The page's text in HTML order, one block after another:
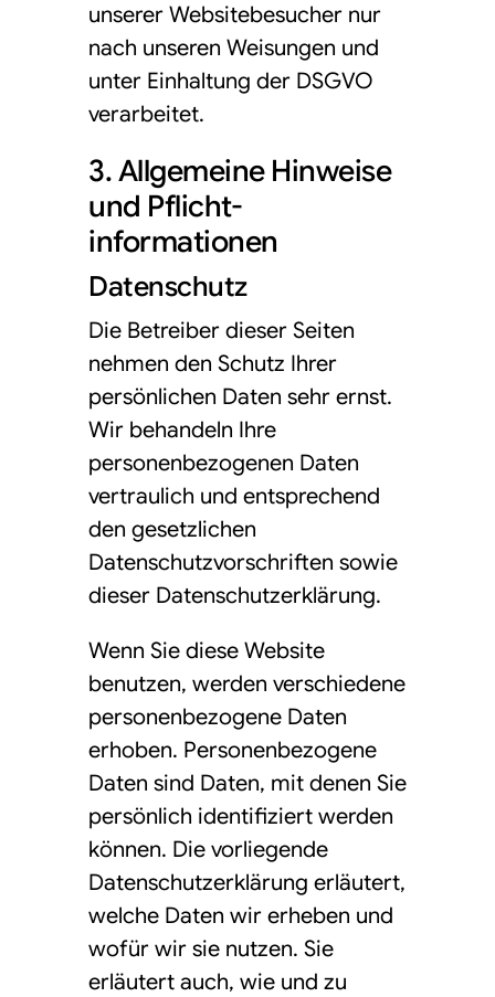
unserer Websitebesucher nur
nach unseren Weisungen und
unter Einhaltung der DSGVO
verarbeitet.
3. Allgemeine Hinweise
und Pflicht­
informationen
Datenschutz
Die Betreiber dieser Seiten
nehmen den Schutz Ihrer
persönlichen Daten sehr ernst.
Wir behandeln Ihre
personenbezogenen Daten
vertraulich und entsprechend
den gesetzlichen
Datenschutzvorschriften sowie
dieser Datenschutzerklärung.
Wenn Sie diese Website
benutzen, werden verschiedene
personenbezogene Daten
erhoben. Personenbezogene
Daten sind Daten, mit denen Sie
persönlich identifiziert werden
können. Die vorliegende
Datenschutzerklärung erläutert,
welche Daten wir erheben und
wofür wir sie nutzen. Sie
erläutert auch, wie und zu